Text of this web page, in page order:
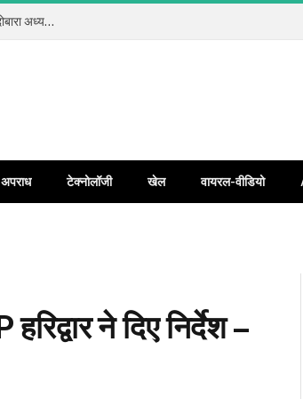
कलियर प्रेस क्लब रजि. में सर्वसम्मति से नई कार्यकारिणी का गठन, जावेद साबरी दोबारा अध्यक्ष और जावेद अंसारी बने महामंत्री
अपराध टेक्नोलॉजी खेल वायरल-वीडियो
ने दिए निर्देश –